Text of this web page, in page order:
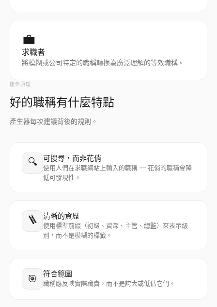
💼
求職者
將模糊或公司特定的職稱轉換為廣泛理解的等效職稱。
運作原理
好的職稱有什麼特點
產生器每次建議背後的規則。
🔍 可搜尋，而非花俏
使用人們在求職網站上輸入的職稱 — 花俏的職稱會降
低可發現性。
🪜 清晰的資歷
使用標準前綴（初級、資深、主管、總監）來表示級
別，而不是模糊的標籤。
🎯 符合範圍
職稱應反映實際職責，而不是誇大或低估它們。